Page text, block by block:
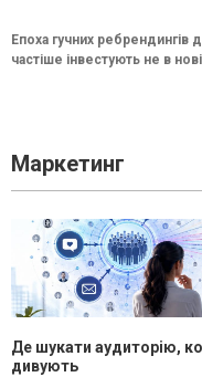
Епоха гучних ребрендингів
частіше інвестують не в
Маркетинг
Де шукати аудиторію,
дивують